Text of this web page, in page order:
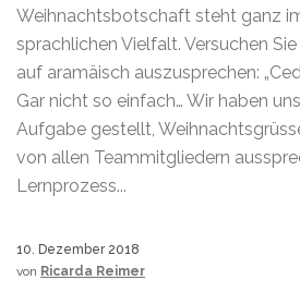
Weihnachtsbotschaft steht ganz
sprachlichen Vielfalt. Versuchen Sie
auf aramäisch auszusprechen:
Gar nicht so einfach… Wir haben
Aufgabe gestellt,
von allen Teammitgliedern
Lernprozess...
10. Dezember 2018
von Ricarda Reimer